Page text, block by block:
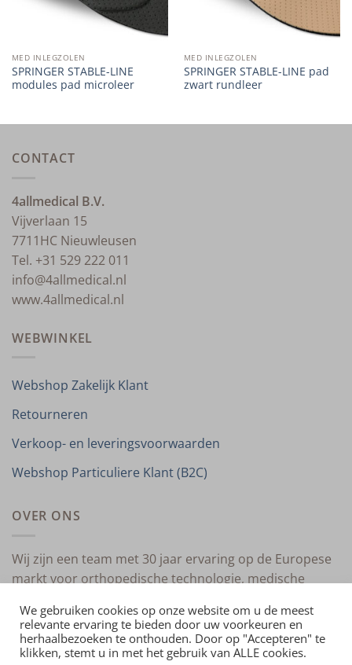
MED INLEGZOLEN
SPRINGER STABLE-LINE
modules pad microleer
MED INLEGZOLEN
SPRINGER STABLE-LINE pad
zwart rundleer
CONTACT
4allmedical B.V.
Vijverlaan 15
7711HC Nieuwleusen
Tel. +31 529 222 011
info@4allmedical.nl
www.4allmedical.nl
WEBWINKEL
Webshop Zakelijk Klant
Retourneren
Verkoop- en leveringsvoorwaarden
Webshop Particuliere Klant (B2C)
OVER ONS
Wij zijn een team met 30 jaar ervaring op de Europese
markt voor orthopedische technologie, medische
We gebruiken cookies op onze website om u de meest
relevante ervaring te bieden door uw voorkeuren en
herhaalbezoeken te onthouden. Door op "Accepteren" te
klikken, stemt u in met het gebruik van ALLE cookies.